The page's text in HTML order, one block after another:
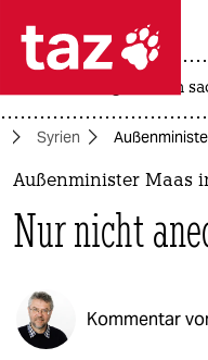
 taz
politik
öko
gesellschaft
landtagswahl in
Syrien
Außenminister Maas
Nur nicht
Kommentar